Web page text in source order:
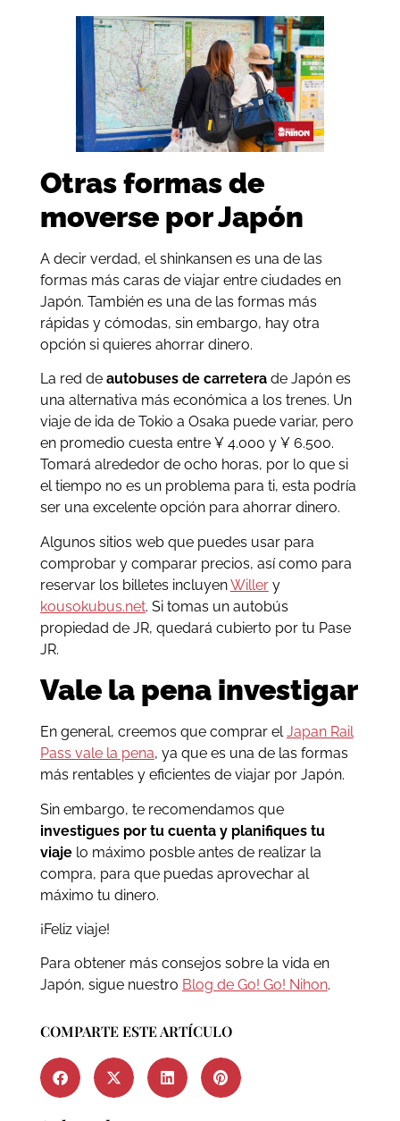
Otras formas de
moverse por Japón
A decir verdad, el shinkansen es una de las
formas más caras de viajar entre ciudades en
Japón. También es una de las formas más
rápidas y cómodas, sin embargo, hay otra
opción si quieres ahorrar dinero.
La red de autobuses de carreterade Japón es
una alternativa más económica a los trenes. Un
viaje de ida de Tokio a Osaka puede variar, pero
en promedio cuesta entre ¥ 4.000 y ¥ 6.500.
Tomará alrededor de ocho horas, por lo que si
el tiempo no es un problema para ti, esta podría
ser una excelente opción para ahorrar dinero.
Algunos sitios web que puedes usar para
comprobar y comparar precios, así como para
reservar los billetes incluyenWillery
kousokubus.net. Si tomas un autobús
propiedad de JR, quedará cubierto por tu Pase
JR.
Vale la pena investigar
En general, creemos que comprar elJapan Rail
Pass vale la pena, ya que es una de las formas
más rentables y eficientes de viajar por Japón.
Sin embargo, te recomendamos que
investigues por tu cuenta y planifiques tu
viajelo máximo posble antes de realizar la
compra, para que puedas aprovechar al
máximo tu dinero.
¡Feliz viaje!
Para obtener más consejos sobre la vida en
Japón, sigue nuestro Blog de Go! Go! Nihon.
COMPARTE ESTE ARTÍCULO